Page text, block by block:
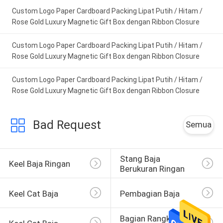
smooth, and finding that sweet spot makes all
the difference. No more eye strain during long
Custom Logo Paper Cardboard Packing Lipat Putih / Hitam /
Rose Gold Luxury Magnetic Gift Box dengan Ribbon Closure
Custom Logo Paper Cardboard Packing Lipat Putih / Hitam /
Rose Gold Luxury Magnetic Gift Box dengan Ribbon Closure
Custom Logo Paper Cardboard Packing Lipat Putih / Hitam /
Rose Gold Luxury Magnetic Gift Box dengan Ribbon Closure
Bad Request Semua
Keel Baja Ringan
Stang Baja
Berukuran Ringan
Keel Cat Baja Pembagian Baja
Bagian Rangka